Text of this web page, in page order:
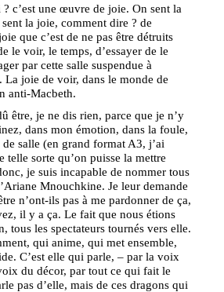
c’est une œuvre de joie. On sent la
la joie, comment dire ? de
que c’est de ne pas être détruits
le voir, le temps, d’essayer de le
par cette salle suspendue à
La joie de voir, dans le monde de
anti-Macbeth.
être, je ne dis rien, parce que je n’y
dans mon émotion, dans la foule,
salle (en grand format A3, j’ai
telle sorte qu’on puisse la mettre
je suis incapable de nommer tous
Mnouchkine. Je leur demande
n’ont-ils pas à me pardonner de ça,
il y a ça. Le fait que nous étions
tous les spectateurs tournés vers elle.
qui anime, qui met ensemble,
C’est elle qui parle, – par la voix
du décor, par tout ce qui fait le
pas d’elle, mais de ces dragons qui